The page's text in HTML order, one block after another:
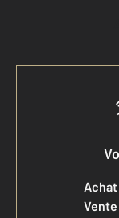
Achat
Vente